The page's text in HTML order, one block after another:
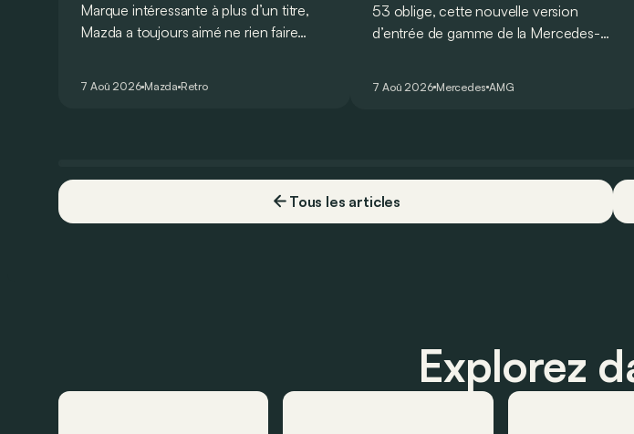
Marque intéressante à plus d’un titre,
Mazda a toujours aimé ne rien faire
7 Aoû 2026 Mazda Retro
53 oblige, cette nouvelle version
d’entrée de gamme de la Mercedes-
7 Aoû 2026 Mercedes AMG
Tous les articles
Explorez